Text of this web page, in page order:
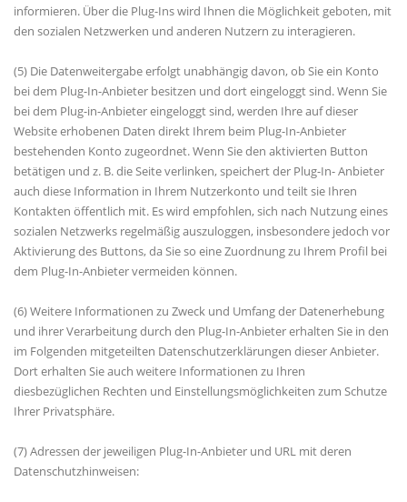
informieren. Über die Plug-Ins wird Ihnen die Möglichkeit geboten, mit
den sozialen Netzwerken und anderen Nutzern zu interagieren.
(5) Die Datenweitergabe erfolgt unabhängig davon, ob Sie ein Konto
bei dem Plug-In-Anbieter besitzen und dort eingeloggt sind. Wenn Sie
bei dem Plug-in-Anbieter eingeloggt sind, werden Ihre auf dieser
Website erhobenen Daten direkt Ihrem beim Plug-In-Anbieter
bestehenden Konto zugeordnet. Wenn Sie den aktivierten Button
betätigen und z. B. die Seite verlinken, speichert der Plug-In- Anbieter
auch diese Information in Ihrem Nutzerkonto und teilt sie Ihren
Kontakten öffentlich mit. Es wird empfohlen, sich nach Nutzung eines
sozialen Netzwerks regelmäßig auszuloggen, insbesondere jedoch vor
Aktivierung des Buttons, da Sie so eine Zuordnung zu Ihrem Profil bei
dem Plug-In-Anbieter vermeiden können.
(6) Weitere Informationen zu Zweck und Umfang der Datenerhebung
und ihrer Verarbeitung durch den Plug-In-Anbieter erhalten Sie in den
im Folgenden mitgeteilten Datenschutzerklärungen dieser Anbieter.
Dort erhalten Sie auch weitere Informationen zu Ihren
diesbezüglichen Rechten und Einstellungsmöglichkeiten zum Schutze
Ihrer Privatsphäre.
(7) Adressen der jeweiligen Plug-In-Anbieter und URL mit deren
Datenschutzhinweisen: